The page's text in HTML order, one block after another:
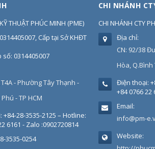
THUẬT PHÚC MINH (PME)
Cấp tại Sở KHĐT
số: 0314405007
- Phường Tây Thạnh -
- TP HCM
+84-28-3535-2125 – Hotline:
6161 - Zalo :0902720814
3535-0254
CHI NHÁNH
CHI NHÁNH CTY
Địa chỉ:
CN: 92/38
Hòa, Q.Bình
Điện thoại:
+84 0766 22
Email:
info@pm-
Website: